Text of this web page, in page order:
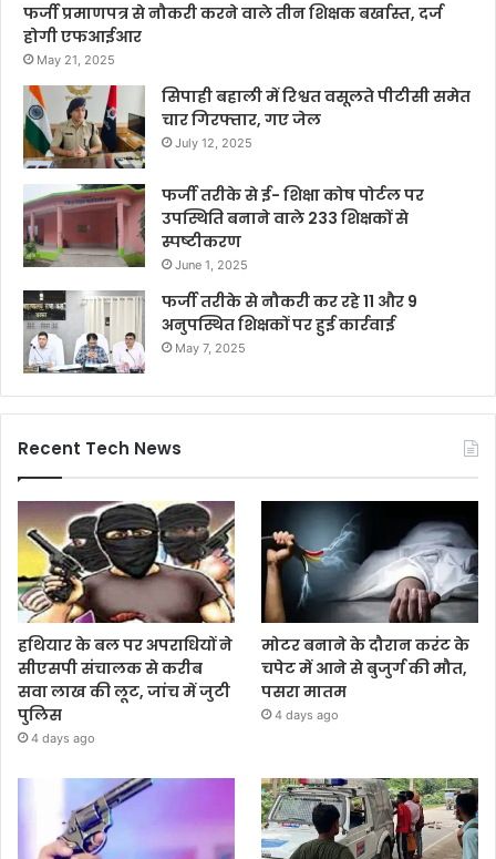
फर्जी प्रमाणपत्र से नौकरी करने वाले तीन शिक्षक बर्खास्त, दर्ज
होगी एफआईआर
May 21, 2025
सिपाही बहाली में रिश्वत वसूलते पीटीसी समेत
चार गिरफ्तार, गए जेल
July 12, 2025
फर्जी तरीके से ई- शिक्षा कोष पोर्टल पर
उपस्थिति बनाने वाले 233 शिक्षकों से
स्पष्टीकरण
June 1, 2025
फर्जी तरीके से नौकरी कर रहे 11 और 9
अनुपस्थित शिक्षकों पर हुई कार्रवाई
May 7, 2025
Recent Tech News
हथियार के बल पर अपराधियों ने
सीएसपी संचालक से करीब
सवा लाख की लूट, जांच में जुटी
पुलिस
4 days ago
मोटर बनाने के दौरान करंट के
चपेट में आने से बुजुर्ग की मौत,
पसरा मातम
4 days ago